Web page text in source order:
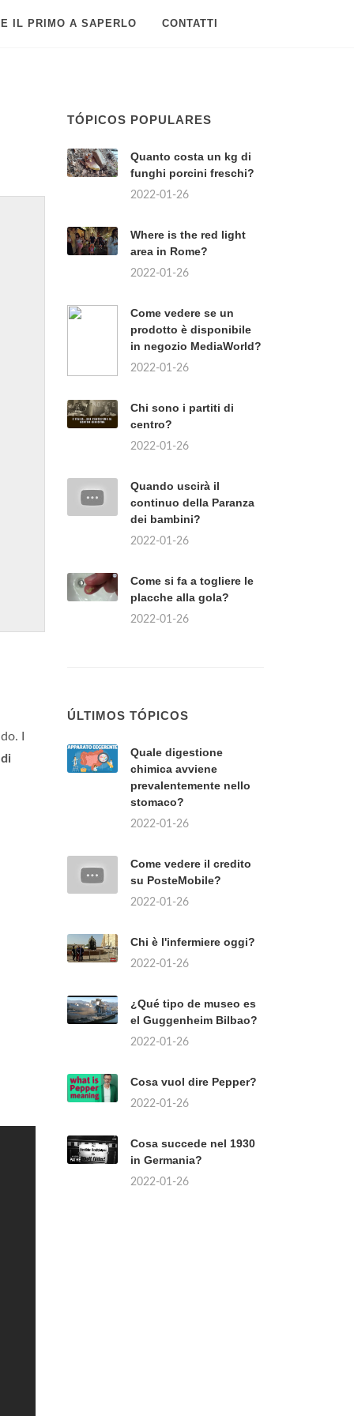
IL PRIMO A SAPERLO CONTATTI
I
di
TÓPICOS POPULARES
Quanto costa un kg di
funghi porcini freschi?
2022-01-26
Where is the red light
area in Rome?
2022-01-26
Come vedere se un
prodotto è disponibile
in negozio MediaWorld?
2022-01-26
Chi sono i partiti di
centro?
2022-01-26
Quando uscirà il
continuo della Paranza
dei bambini?
2022-01-26
Come si fa a togliere le
placche alla gola?
2022-01-26
ÚLTIMOS TÓPICOS
Quale digestione
chimica avviene
prevalentemente nello
stomaco?
2022-01-26
Come vedere il credito
su PosteMobile?
2022-01-26
Chi è l'infermiere oggi?
2022-01-26
¿Qué tipo de museo es
el Guggenheim Bilbao?
2022-01-26
Cosa vuol dire Pepper?
2022-01-26
Cosa succede nel 1930
in Germania?
2022-01-26